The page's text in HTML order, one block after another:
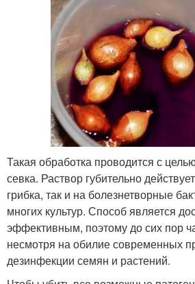
Такая обработка проводится с
севка. Раствор губительно
грибка, так и на болезнетворные
многих культур. Способ является
эффективным, поэтому до сих пор
несмотря на обилие современных
дезинфекции семян и растений.